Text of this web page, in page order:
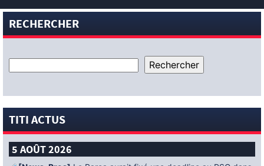
RECHERCHER
TITI ACTUS
5 AOÛT 2026